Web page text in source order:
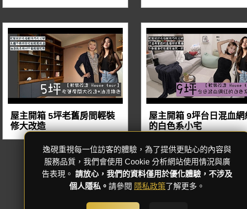
屋主開箱 5坪老舊房間輕裝
修大改造
屋主開箱 9坪台日混血網
的白色系小宅
« 1 »
逸硯重視每一位訪客的體驗，為了提供更貼心的內容與
服務品質，我們會使用 Cookie 分析網站使用情況與廣
告表現。 請放心，我們的資料僅用於優化體驗，不涉及
個人隱私。 請參閱 隱私政策了解更多。